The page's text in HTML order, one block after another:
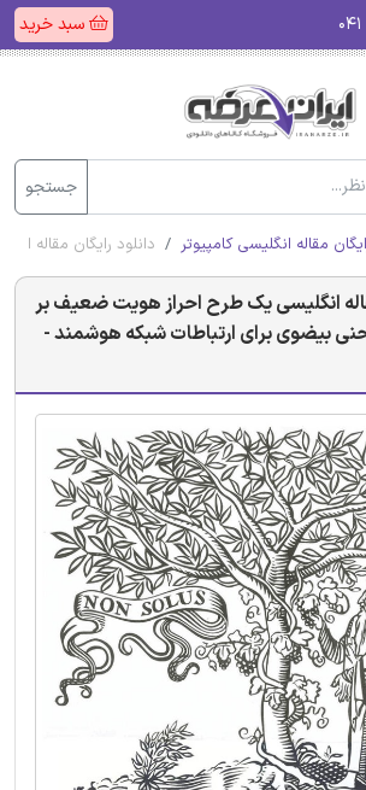
سبد خرید
جستجو
مقاله انگلیسی کامپیوتر دانلود رایگان مقاله
انگلیسی یک طرح احراز هویت ضعیف بر
بیضوی برای ارتباطات شبکه هوشمند -